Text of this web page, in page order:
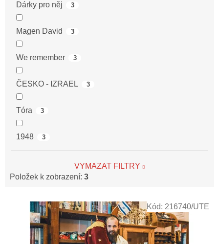
Dárky pro něj 3
Magen David 3
We remember 3
ČESKO - IZRAEL 3
Tóra 3
1948 3
VYMAZAT FILTRY
Položek k zobrazení: 3
Kód: 216740/UTE